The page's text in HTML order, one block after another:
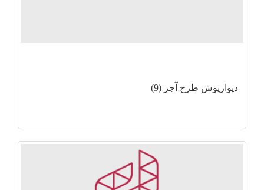
دیوارپوش طرح آجر (9)